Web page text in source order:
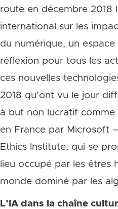
route en décembre 2018
international sur les
du numérique, un
réflexion pour tous les
ces nouvelles
2018 qu’ont vu le jour
à but non lucratif
en France par Microsoft
Ethics Institute, qui se
lieu occupé par les êtres
monde dominé par les
L’IA dans la chaîne